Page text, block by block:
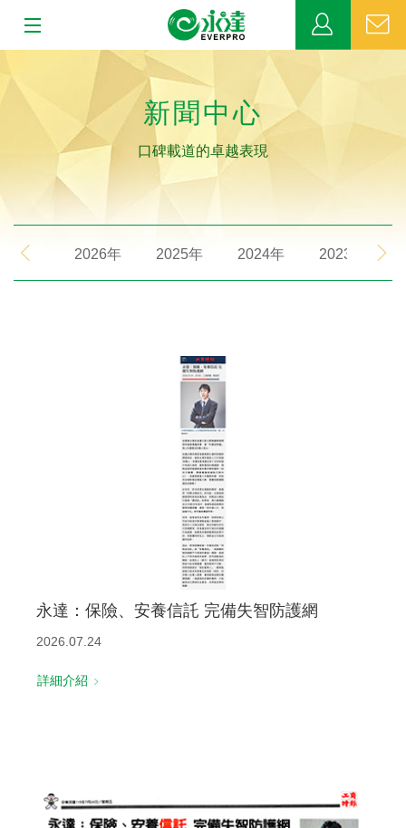
業務發展
MDRT
新聞中心
公益活動
2026年 2025年 2024年 2023年
新聞中心
口碑載道的卓越表現
永達：保險、安養信託 完備失智防護網
2026.07.24
詳細介紹